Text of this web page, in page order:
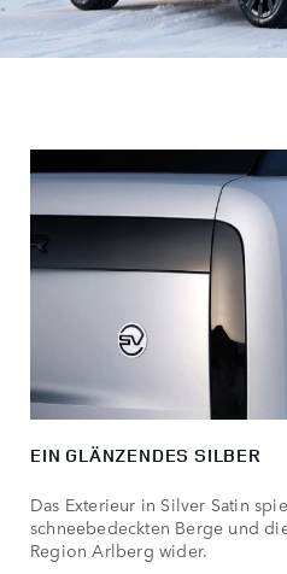
EIN GLÄNZENDES SILBER
Das Exterieur in Silver Satin
schneebedeckten Berge und
Region Arlberg wider.